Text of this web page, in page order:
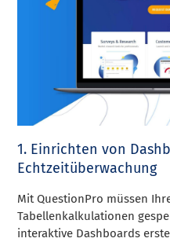
1. Einrichten von
Echtzeitüberwachung
Mit QuestionPro müssen
Tabellenkalkulationen
interaktive Dashboards